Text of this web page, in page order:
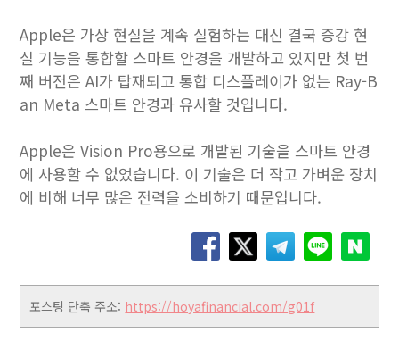
Apple은 가상 현실을 계속 실험하는 대신 결국 증강 현
실 기능을 통합할 스마트 안경을 개발하고 있지만 첫 번
째 버전은 AI가 탑재되고 통합 디스플레이가 없는 Ray-B
an Meta 스마트 안경과 유사할 것입니다.
Apple은 Vision Pro용으로 개발된 기술을 스마트 안경
에 사용할 수 없었습니다. 이 기술은 더 작고 가벼운 장치
에 비해 너무 많은 전력을 소비하기 때문입니다.
포스팅 단축 주소: https://hoyafinancial.com/g01f